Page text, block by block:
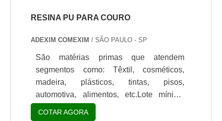
dessas lâmpadas é de muita importância
acompanhada é recomendado o serviço
de assistência técn.
RESINA PU PARA COURO
ADEXIM COMEXIM / SÃO PAULO - SP
São matérias primas que atendem
segmentos como: Têxtil, cosméticos,
madeira, plásticos, tintas, pisos,
automotiva, alimentos, etc.Lote mínimo
de: 1 embalagem - 20kgResina de
poliuretano para couroAs resinas
COTAR AGORA